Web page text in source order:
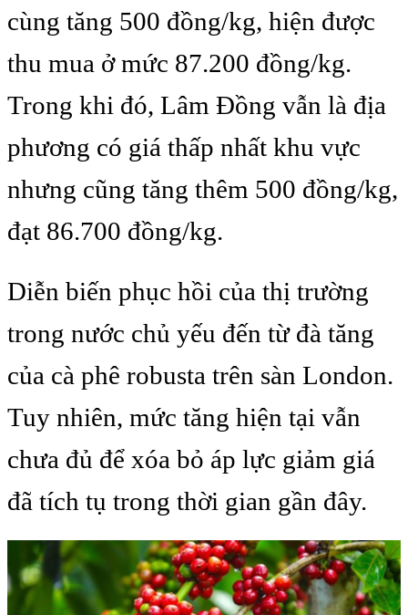
cùng tăng 500 đồng/kg, hiện được
thu mua ở mức 87.200 đồng/kg.
Trong khi đó, Lâm Đồng vẫn là địa
phương có giá thấp nhất khu vực
nhưng cũng tăng thêm 500 đồng/kg,
đạt 86.700 đồng/kg.
Diễn biến phục hồi của thị trường
trong nước chủ yếu đến từ đà tăng
của cà phê robusta trên sàn London.
Tuy nhiên, mức tăng hiện tại vẫn
chưa đủ để xóa bỏ áp lực giảm giá
đã tích tụ trong thời gian gần đây.